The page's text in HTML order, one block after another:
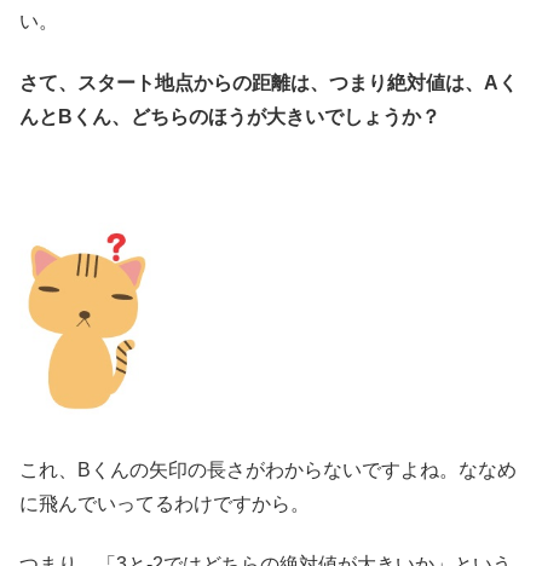
い。
さて、スタート地点からの距離は、つまり絶対値は、 Aく
んとBくん、どちらのほうが大きいでしょうか？
これ、Bくんの矢印の長さがわからないですよね。ななめ
に飛んでいってるわけですから。